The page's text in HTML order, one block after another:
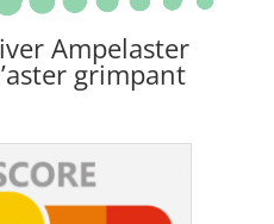
Ampelaster
grimpant